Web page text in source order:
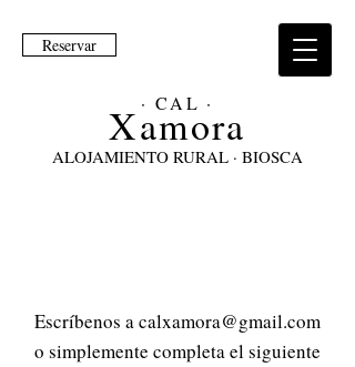
· CAL ·
Xamora
ALOJAMIENTO RURAL · BIOSCA
Reservar
Escríbenos acalxamora@gmail.com
o simplemente completa el siguiente